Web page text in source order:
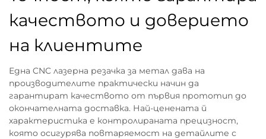
качеството и доверието
на клиентите
Една CNC лазерна резачка за метал дава на
производителите практически начин да
гарантират качеството от първия прототип до
окончателната доставка. Най-ценената й
характеристика е контролираната прецизност,
която осигурява повтаряемост на детайлите с